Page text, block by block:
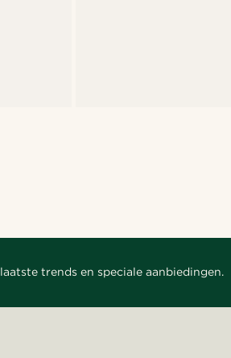
trends en speciale aanbiedingen.